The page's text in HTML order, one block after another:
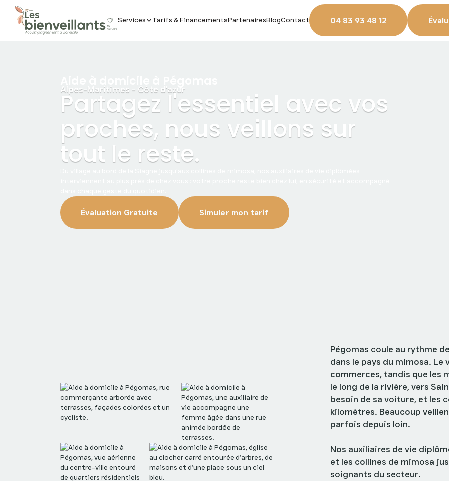
Services Tarifs & FinancementsPartenairesBlogContact 04 83 93 48 12
Alpes-Maritimes - Côte d'azur
Partagez l'essentiel avec vos
proches, nous veillons sur
tout le reste.
Évaluation Gratuite Simuler mon tarif
Pégomas coule au rythme
dans le pays du mimosa. Le
commerces, tandis que les
le long de la rivière, vers
besoin de sa voiture, et les
kilomètres. Beaucoup
parfois depuis loin.
Nos auxiliaires de vie
et les collines de mimosa
soignants du secteur.